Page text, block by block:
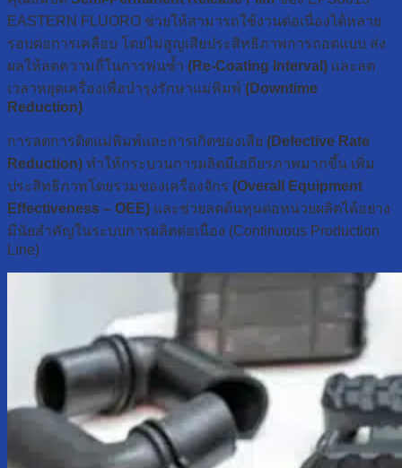
EASTERN FLUORO ช่วยให้สามารถใช้งานต่อเนื่องได้หลาย
รอบต่อการเคลือบ โดยไม่สูญเสียประสิทธิภาพการถอดแบบ ส่ง
ผลให้ลดความถี่ในการพ่นซ้ำ (Re-Coating Interval) และลด
เวลาหยุดเครื่องเพื่อบำรุงรักษาแม่พิมพ์ (Downtime
Reduction)
การลดการติดแม่พิมพ์และการเกิดของเสีย (Defective Rate
Reduction) ทำให้กระบวนการผลิตมีเสถียรภาพมากขึ้น เพิ่ม
ประสิทธิภาพโดยรวมของเครื่องจักร (Overall Equipment
Effectiveness – OEE) และช่วยลดต้นทุนต่อหน่วยผลิตได้อย่าง
มีนัยสำคัญในระบบการผลิตต่อเนื่อง (Continuous Production
Line)